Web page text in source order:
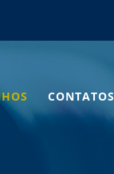
CONTATOS